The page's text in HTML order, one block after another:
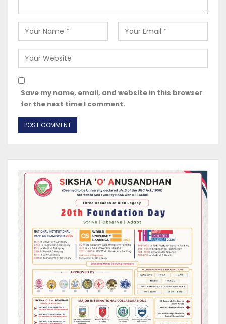
Save my name, email, and website in this browser
for the next time I comment.